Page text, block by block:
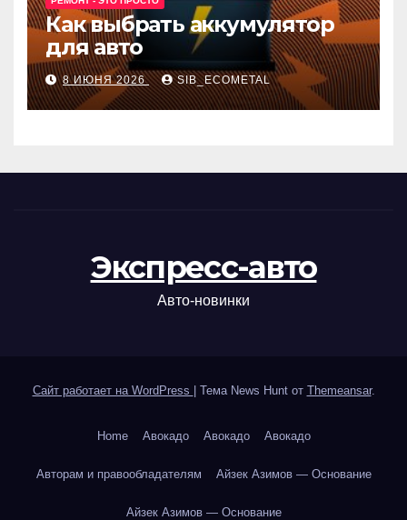
Как выбрать аккумулятор
для авто
8 ИЮНЯ 2026 SIB_ECOMETAL
Экспресс-авто
Авто-новинки
Сайт работает на WordPress Тема News Hunt от Themeansar.
Home Авокадо Авокадо Авокадо
Авторам и правообладателям Айзек Азимов — Основание
Айзек Азимов — Основание